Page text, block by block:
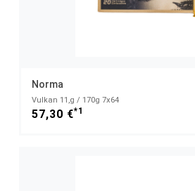
Norma
Vulkan 11,g / 170g 7x64
57,30 €*1